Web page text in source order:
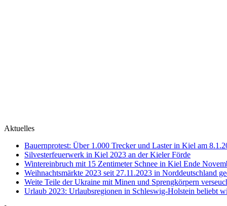
Aktuelles
Bauernprotest: Über 1.000 Trecker und Laster in Kiel am
Silvesterfeuerwerk in Kiel 2023 an der Kieler Förde
Wintereinbruch mit 15 Zentimeter Schnee in Kiel Ende
Weihnachtsmärkte 2023 seit 27.11.2023 in Norddeutschland
Weite Teile der Ukraine mit Minen und Sprengkörpern
Urlaub 2023: Urlaubsregionen in Schleswig-Holstein beliebt